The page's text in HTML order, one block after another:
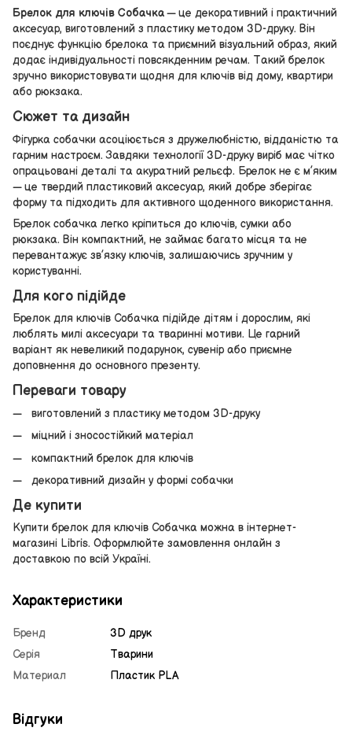
Брелок для ключів Собачка— це декоративний і практичний
аксесуар, виготовлений з пластику методом 3D-друку. Він
поєднує функцію брелока та приємний візуальний образ, який
додає індивідуальності повсякденним речам. Такий брелок
зручно використовувати щодня для ключів від дому, квартири
або рюкзака.
Сюжет та дизайн
Фігурка собачки асоціюється з дружелюбністю, відданістю та
гарним настроєм. Завдяки технології 3D-друку виріб має чітко
опрацьовані деталі та акуратний рельєф. Брелок не є м’яким
— це твердий пластиковий аксесуар, який добре зберігає
форму та підходить для активного щоденного використання.
Брелок собачка легко кріпиться до ключів, сумки або
рюкзака. Він компактний, не займає багато місця та не
перевантажує зв’язку ключів, залишаючись зручним у
користуванні.
Для кого підійде
Брелок для ключів Собачка підійде дітям і дорослим, які
люблять милі аксесуари та тваринні мотиви. Це гарний
варіант як невеликий подарунок, сувенір або приємне
доповнення до основного презенту.
Переваги товару
виготовлений з пластику методом 3D-друку
міцний і зносостійкий матеріал
компактний брелок для ключів
декоративний дизайн у формі собачки
Де купити
Купити брелок для ключів Собачка можна в інтернет-
магазині Libris. Оформлюйте замовлення онлайн з
доставкою по всій Україні.
Характеристики
Бренд
3D друк
Серія
Тварини
Материал
Пластик PLA
Відгуки